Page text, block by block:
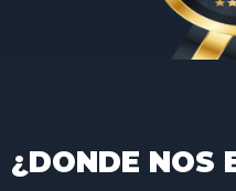
¿DONDE NOS